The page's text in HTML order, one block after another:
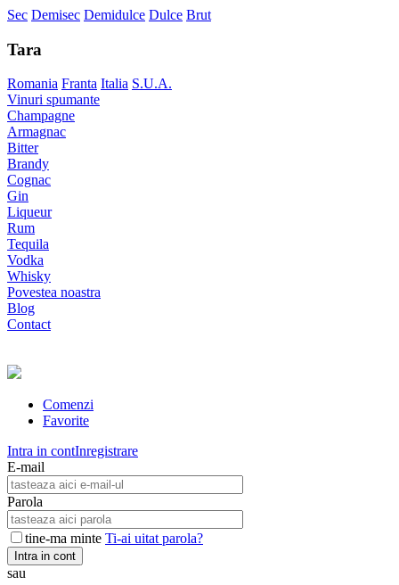
Sec Demisec Demidulce Dulce Brut
Tara
Romania Franta Italia S.U.A.
Vinuri spumante
Champagne
Armagnac
Bitter
Brandy
Cognac
Gin
Liqueur
Rum
Tequila
Vodka
Whisky
Povestea noastra
Blog
Contact
Comenzi
Favorite
Intra in contInregistrare
E-mail
Parola
tine-ma minte Ti-ai uitat parola?
Intra in cont
sau